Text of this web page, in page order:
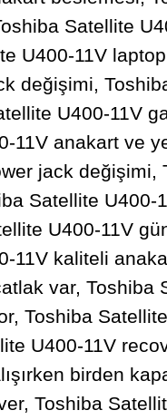
Satellite
U400-11V laptop
değişimi,
U400-11V
11V anakart ve
jack değişimi,
Satellite U400-
U400-11V
11V kaliteli
var, Toshiba
Toshiba
U400-11V
birden
Toshiba